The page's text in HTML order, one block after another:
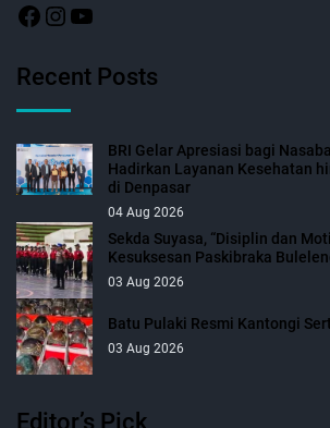
Recent Posts
BRI Gelar Apresiasi bagi
Hadirkan Layanan Kesehatan
di Denpasar
04 Aug 2026
Sekda Suyasa, “Disiplin dan
Kesuksesan Paskibraka
03 Aug 2026
Batu Pulaki Resmi Kantongi
03 Aug 2026
Editor’s Pick